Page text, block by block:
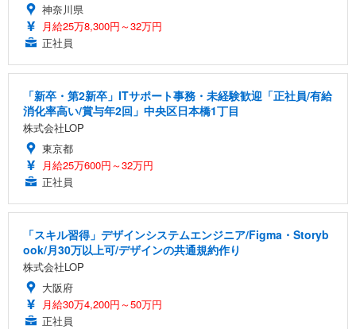
神奈川県
月給25万8,300円～32万円
正社員
「新卒・第2新卒」ITサポート事務・未経験歓迎「正社員/有給
消化率高い/賞与年2回」中央区日本橋1丁目
株式会社LOP
東京都
月給25万600円～32万円
正社員
「スキル習得」デザインシステムエンジニア/Figma・Storyb
ook/月30万以上可/デザインの共通規約作り
株式会社LOP
大阪府
月給30万4,200円～50万円
正社員